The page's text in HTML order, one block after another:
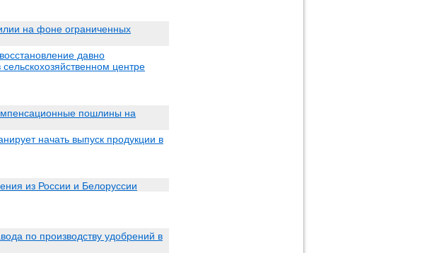
на фоне ограниченных
давно
центре
пошлины на
начать выпуск продукции в
из России и Белоруссии
по производству удобрений в